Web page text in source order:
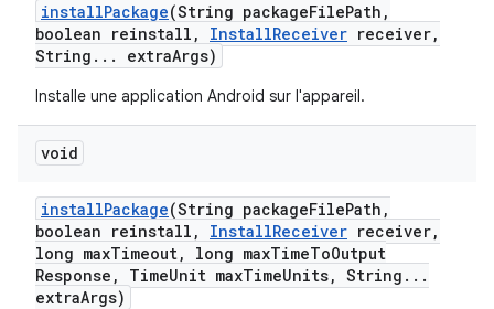
installPackage(String packageFilePath ,
boolean reinstall , InstallReceiver receiver,
String . . . extraArgs)
Installe une application Android sur l'appareil.
void
installPackage(String packageFilePath ,
boolean reinstall , InstallReceiver receiver,
long maxTimeout, long maxTimeToOutput
Response , TimeUnit maxTimeUnits, String . . .
extraArgs)